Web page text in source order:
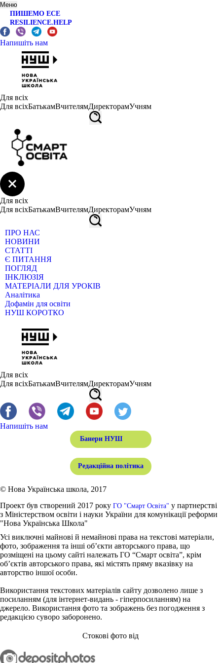
Меню
ПИШЕМО ЕСЕ
RESILIENCE.HELP
Напишіть нам
Для всіх
Для всіхБатькамВчителямДиректорамУчням
Для всіх
Для всіхБатькамВчителямДиректорамУчням
ПРО НАС
НОВИНИ
СТАТТІ
Є ПИТАННЯ
ПОГЛЯД
ІНКЛЮЗІЯ
МАТЕРІАЛИ ДЛЯ УРОКІВ
Аналітика
Дофамін для освіти
НУШ КОРОТКО
Для всіх
Для всіхБатькамВчителямДиректорамУчням
Напишіть нам
Банери НУШ
Редакційна політика
© Нова Українська школа, 2017
Проект був створений 2017 року ГО "Смарт Освіта" у партнерстві
з Міністерством освіти і науки України для комунікації реформи
"Нова Українська Школа"
Усі виключні майнові й немайнові права на текстові матеріали,
фото, зображення та інші об’єкти авторського права, що
розміщені на цьому сайті належать ГО “Смарт освіта”, крім
об’єктів авторського права, які містять пряму вказівку на
авторство іншої особи.
Використання текстових матеріалів сайту дозволено лише з
посиланням (для інтернет-видань - гіперпосиланням) на
джерело. Використання фото та зображень без погодження з
редакцією суворо заборонено.
Стокові фото від